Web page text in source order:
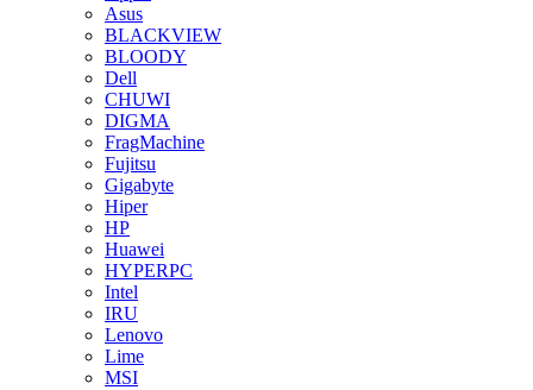
Asus
BLACKVIEW
BLOODY
Dell
CHUWI
DIGMA
FragMachine
Fujitsu
Gigabyte
Hiper
HP
Huawei
HYPERPC
Intel
IRU
Lenovo
Lime
MSI